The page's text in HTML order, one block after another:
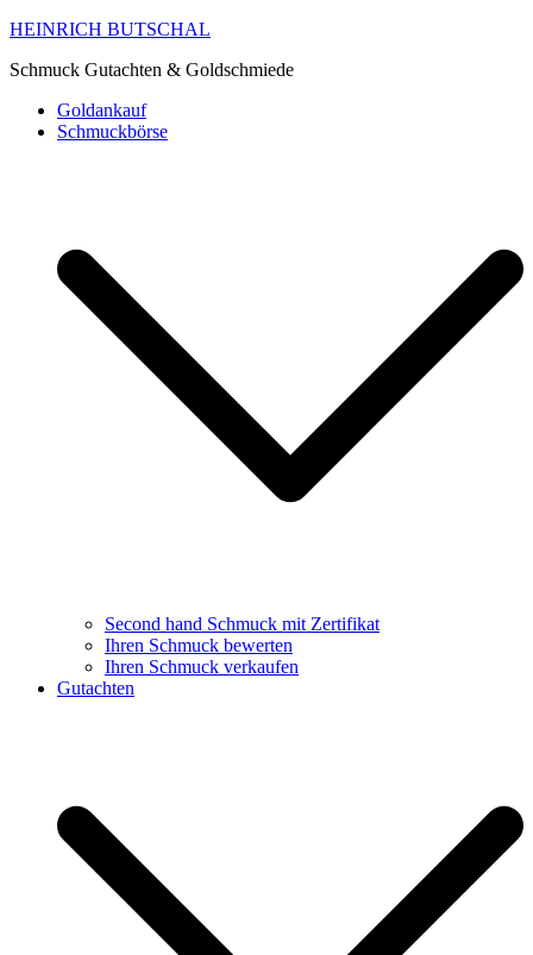
HEINRICH BUTSCHAL
Schmuck Gutachten & Goldschmiede
Goldankauf
Schmuckbörse
Second hand Schmuck mit Zertifikat
Ihren Schmuck bewerten
Ihren Schmuck verkaufen
Gutachten